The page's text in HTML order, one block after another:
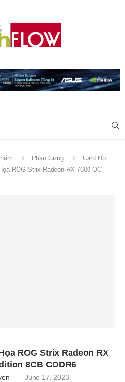
Phần Cứng
Card Đồ
ROG Strix Radeon RX 7600 OC
ROG Strix Radeon RX
8GB GDDR6
June 17, 2023